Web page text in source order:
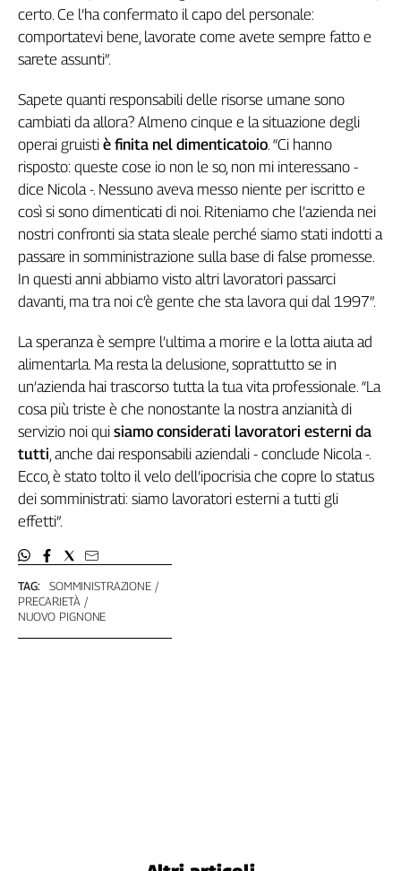
La
Collettiva
Il
Sassolino
Economica
Tech
It
Easy
Inserti
Idea
Diffusa
Le
trasmissioni
tv
Work
in
Progress
nel
Lavoro
Territori
Abruzzo-
Molise
Alto
TAG:
SOMMINISTRAZIONE
PRECARIETÀ
NUOVO PIGNONE
certo. Ce l’ha confermato il capo del personale:
comportatevi bene, lavorate come avete sempre fatto e
sarete assunti”.
Sapete quanti responsabili delle risorse umane sono
cambiati da allora? Almeno cinque e la situazione degli
operai gruisti è finita nel dimenticatoio. “Ci hanno
risposto: queste cose io non le so, non mi interessano -
dice Nicola -. Nessuno aveva messo niente per iscritto e
così si sono dimenticati di noi. Riteniamo che l’azienda nei
nostri confronti sia stata sleale perché siamo stati indotti a
passare in somministrazione sulla base di false promesse.
In questi anni abbiamo visto altri lavoratori passarci
davanti, ma tra noi c’è gente che sta lavora qui dal 1997”.
La speranza è sempre l’ultima a morire e la lotta aiuta ad
alimentarla. Ma resta la delusione, soprattutto se in
un’azienda hai trascorso tutta la tua vita professionale. “La
cosa più triste è che nonostante la nostra anzianità di
servizio noi qui siamo considerati lavoratori esterni da
tutti, anche dai responsabili aziendali - conclude Nicola -.
Ecco, è stato tolto il velo dell’ipocrisia che copre lo status
dei somministrati: siamo lavoratori esterni a tutti gli
effetti”.